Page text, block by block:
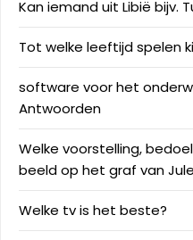
Kan iemand uit Libië bijv.
Tot welke leeftijd spelen
software voor het
Antwoorden
Welke voorstelling,
beeld op het graf van
Welke tv is het beste?